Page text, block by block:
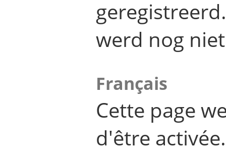
werd nog
Français
Cette page
d'être